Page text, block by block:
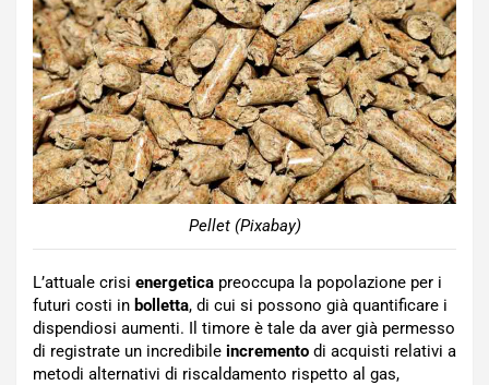
Pellet (Pixabay)
L’attuale crisi energetica preoccupa la popolazione per i
futuri costi in bolletta, di cui si possono già quantificare i
dispendiosi aumenti. Il timore è tale da aver già permesso
di registrate un incredibile incremento di acquisti relativi a
metodi alternativi di riscaldamento rispetto al gas,